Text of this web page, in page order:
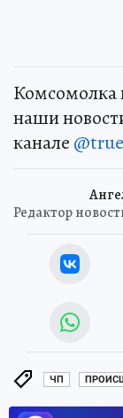
Комсомолка
наши
канале
Редактор
ЧП